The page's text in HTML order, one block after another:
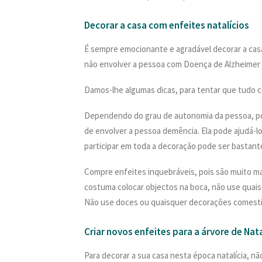
Decorar a casa com enfeites natalícios
É sempre emocionante e agradável decorar a
não envolver a pessoa com Doença de
Damos-lhe algumas dicas, para tentar que tudo
Dependendo do grau de autonomia da pessoa,
de envolver a pessoa demência. Ela pode
participar em toda a decoração pode ser
Compre enfeites inquebráveis, pois são muito
costuma colocar objectos na boca, não use
Não use doces ou quaisquer decorações
Criar novos enfeites para a árvore de
Para decorar a sua casa nesta época natalícia,